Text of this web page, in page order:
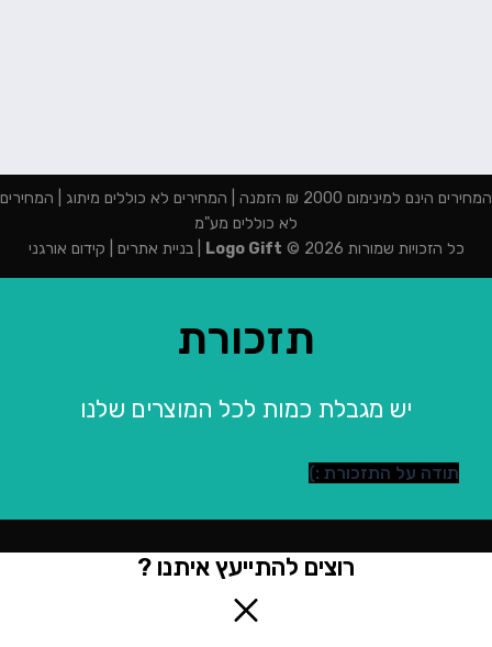
המחירים הינם למינימום 2000 ₪ הזמנה | המחירים לא כוללים מיתוג | המחירים
לא כוללים מע"מ
כל הזכויות שמורות 2026 ©
Logo Gift
|בניית אתרים קידום אורגני
תזכורת
יש מגבלת כמות לכל המוצרים שלנו
תודה על התזכורת :)
רוצים להתייעץ איתנו ?